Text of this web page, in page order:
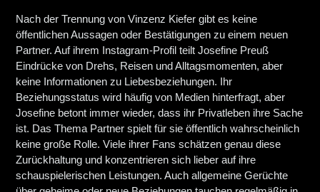
Nach der Trennung von Vinzenz Kiefer gibt es keine
öffentlichen Aussagen oder Bestätigungen zu einem neuen
Partner. Auf ihrem Instagram-Profil teilt Josefine Preuß
Eindrücke von Drehs, Reisen und Alltagsmomenten, aber
keine Informationen zu Liebesbeziehungen. Ihr
Beziehungsstatus wird häufig von Medien hinterfragt, aber
Josefine betont immer wieder, dass ihr Privatleben ihre Sache
ist. Das Thema Partner spielt für sie öffentlich wahrscheinlich
keine große Rolle. Viele ihrer Fans schätzen genau diese
Zurückhaltung und konzentrieren sich lieber auf ihre
schauspielerischen Leistungen. Auch allgemeine Gerüchte